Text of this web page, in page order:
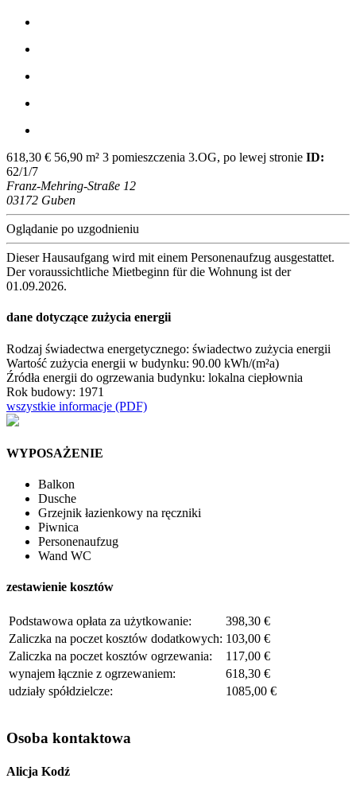
618,30 € 56,90 m² 3 pomieszczenia 3.OG, po lewej stronie ID:
62/1/7
Franz-Mehring-Straße 12
03172 Guben
Oglądanie po uzgodnieniu
Dieser Hausaufgang wird mit einem Personenaufzug ausgestattet.
Der voraussichtliche Mietbeginn für die Wohnung ist der
01.09.2026.
dane dotyczące zużycia energii
Rodzaj świadectwa energetycznego: świadectwo zużycia energii
Wartość zużycia energii w budynku: 90.00 kWh/(m²a)
Źródła energii do ogrzewania budynku: lokalna ciepłownia
Rok budowy: 1971
wszystkie informacje (PDF)
WYPOSAŻENIE
Balkon
Dusche
Grzejnik łazienkowy na ręczniki
Piwnica
Personenaufzug
Wand WC
zestawienie kosztów
Podstawowa opłata za użytkowanie:
398,30 €
Zaliczka na poczet kosztów dodatkowych: 103,00 €
Zaliczka na poczet kosztów ogrzewania:
117,00 €
wynajem łącznie z ogrzewaniem:
618,30 €
udziały spółdzielcze:
1085,00 €
Osoba kontaktowa
Alicja Kodź